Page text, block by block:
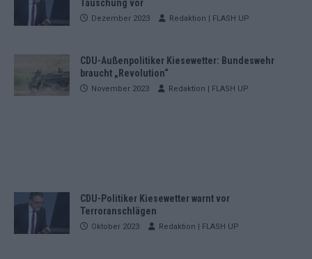
Täuschung vor
Dezember 2023 Redaktion | FLASH UP
CDU-Außenpolitiker Kiesewetter: Bundeswehr
braucht „Revolution“
November 2023 Redaktion | FLASH UP
CDU-Politiker Kiesewetter warnt vor
Terroranschlägen
Oktober 2023 Redaktion | FLASH UP